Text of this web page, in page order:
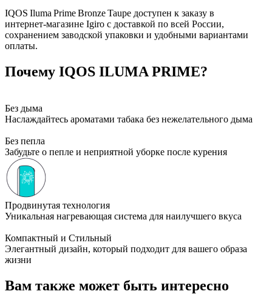
IQOS Iluma Prime Bronze Taupe доступен к заказу в
интернет‑магазине Igiro с доставкой по всей России,
сохранением заводской упаковки и удобными вариантами
оплаты.
Почему IQOS ILUMA PRIME?
Без дыма
Наслаждайтесь ароматами табака без нежелательного дыма
Без пепла
Забудьте о пепле и неприятной уборке после курения
Продвинутая технология
Уникальная нагревающая система для наилучшего вкуса
Компактный и Стильный
Элегантный дизайн, который подходит для вашего образа
жизни
Вам также может быть интересно